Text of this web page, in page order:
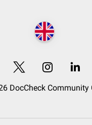
DocCheck Community